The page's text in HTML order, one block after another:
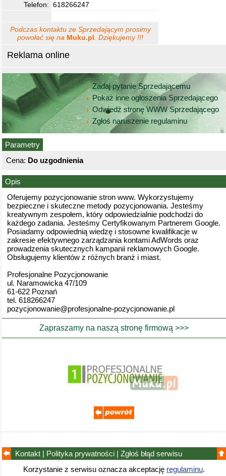
Reklama online
Zadaj pytanie Sprzedającemu
Pokaż inne ogłoszenia Sprzedającego
Odwiedź stronę WWW Sprzedającego
Zgłoś naruszenie regulaminu
Parametry
Cena: Do uzgodnienia
Telefon: 618266247
Podczas kontaktu ze Sprzedającym prosimy
powołać się na Muku.pl . Dziękujemy !!!
Opis
Oferujemy pozycjonowanie stron www. Wykorzystujemy
bezpieczne i skuteczne metody pozycjonowania. Jesteśmy
kreatywnym zespołem, który odpowiedzialnie podchodzi do
każdego zadania. Jesteśmy Certyfikowanym Partnerem Google.
Posiadamy odpowiednią wiedzę i stosowne kwalifikacje w
zakresie efektywnego zarządzania kontami AdWords oraz
prowadzenia skutecznych kampanii reklamowych Google.
Obsługujemy klientów z różnych branż i miast.
Profesjonalne Pozycjonowanie
ul. Naramowicka 47/109
61-622 Poznań
tel. 618266247
pozycjonowanie@profesjonalne-pozycjonowanie.pl
Zapraszamy na naszą stronę firmową >>>
Kontakt | Polityka prywatności | Zgłoś błąd serwisu
Korzystanie z serwisu oznacza akceptację regulaminu.